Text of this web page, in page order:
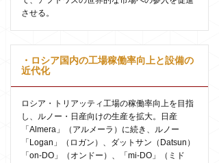
させる。
・ロシア国内の工場稼働率向上と設備の
近代化
ロシア・トリアッティ工場の稼働率向上を目指
し、ルノー・日産向けの生産を拡大。日産
「Almera」（アルメーラ）に続き、ルノー
「Logan」（ロガン）、ダットサン（Datsun）
「on-DO」（オンドー）、「mi-DO」（ミド